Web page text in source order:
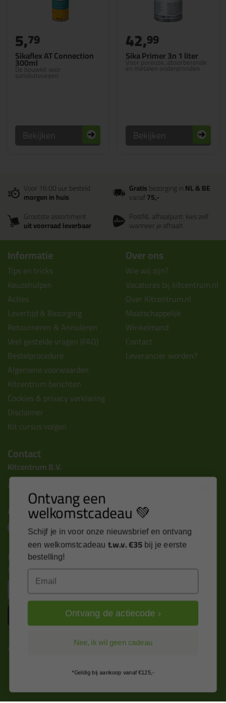
Sikaflex AT Connection
300ml
De bouwkit voor
aansluitvoegen
5,79
Bekijken
Sika Primer 3n 1 liter
Voor poreuze, absorberende
en metalen ondergronden
42,99
Bekijken
Voor 16:00 uur besteld
morgen in huis
Gratisbezorging inNL & BE
vanaf75,-
Grootste assortiment
uit voorraad leverbaar
PostNL afhaalpunt: kies zelf
wanneer je afhaalt
Informatie
Tips en tricks
Keuzehulpen
Acties
Levertijd & Bezorging
Retourneren & Annuleren
Veel gestelde vragen (FAQ)
Bestelprocedure
Algemene voorwaarden
Kitcentrum berichten
Cookies & privacy verklaring
Disclaimer
Kit cursus volgen
Over ons
Wie wij zijn?
Vacatures bij kitcentrum.nl
Over Kitcentrum.nl
Maatschappelijk
Winkelmand
Contact
Leverancier worden?
Contact
Kitcentrum B.V.
Alle contactgegevens >
Altijd op de hoogte blijven?
Nieuws, tips en exclusieve deals rechtstreeks in je
inbox
Inschrijven
Kitcentrum is trots op:
Ontvang een
welkomstcadeau 💚
Schijf je in voor onze nieuwsbrief en ontvang
een welkomstcadeau t.w.v. €35 bij je eerste
bestelling!
Ontvang de actiecode ›
Nee, ik wil geen cadeau
*Geldig bij aankoop vanaf €125,-